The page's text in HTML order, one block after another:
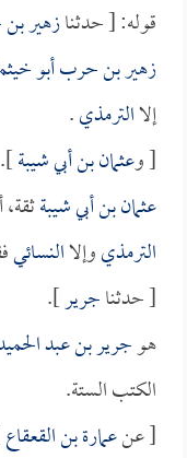
قوله: [ حدثنازهير
زهير بن حرب أبو
إلاالترمذي.
[ وعثمان بن أبي شيبة].
عثمان بن أبي شيبة
الترمذيوإلاالنسائي
[ حدثناجرير].
هوجرير بن عبد
الكتب الستة.
[ عنعمارة بن القعقاع